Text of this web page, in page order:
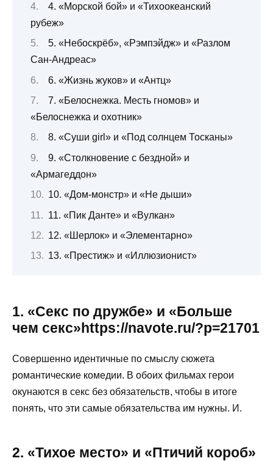
4. «Морской бой» и «Тихоокеанский
рубеж»
5. «Небоскрёб», «Рэмпэйдж» и «Разлом
Сан-Андреас»
6. «Жизнь жуков» и «Антц»
7. «Белоснежка. Месть гномов» и
«Белоснежка и охотник»
8. «Суши girl» и «Под солнцем Тосканы»
9. «Столкновение с бездной» и
«Армагеддон»
10. «Дом-монстр» и «Не дыши»
11. «Пик Данте» и «Вулкан»
12. «Шерлок» и «Элементарно»
13. «Престиж» и «Иллюзионист»
1. «Секс по дружбе» и «Больше
чем секс»https://navote.ru/?p=21701
Совершенно идентичные по смыслу сюжета
романтические комедии. В обоих фильмах герои
окунаются в секс без обязательств, чтобы в итоге
понять, что эти самые обязательства им нужны. И.
2. «Тихое место» и «Птичий короб»